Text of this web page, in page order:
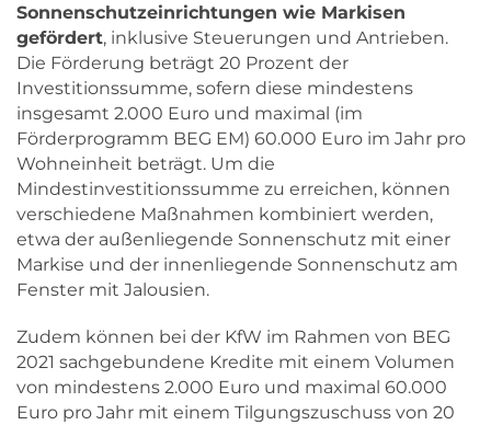
Sonnenschutzeinrichtungen wie Markisen
gefördert, inklusive Steuerungen und Antrieben.
Die Förderung beträgt 20 Prozent der
Investitionssumme, sofern diese mindestens
insgesamt 2.000 Euro und maximal (im
Förderprogramm BEG EM) 60.000 Euro im Jahr pro
Wohneinheit beträgt. Um die
Mindestinvestitionssumme zu erreichen, können
verschiedene Maßnahmen kombiniert werden,
etwa der außenliegende Sonnenschutz mit einer
Markise und der innenliegende Sonnenschutz am
Fenster mit Jalousien.
Zudem können bei der KfW im Rahmen von BEG
2021 sachgebundene Kredite mit einem Volumen
von mindestens 2.000 Euro und maximal 60.000
Euro pro Jahr mit einem Tilgungszuschuss von 20